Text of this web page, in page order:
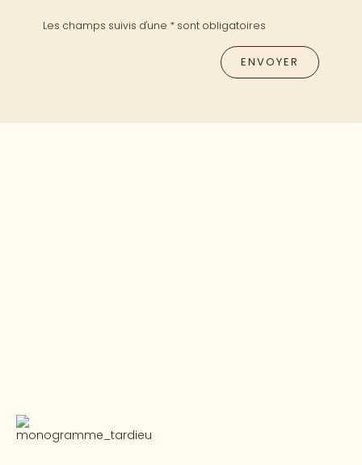
Les champs suivis d'une * sont obligatoires